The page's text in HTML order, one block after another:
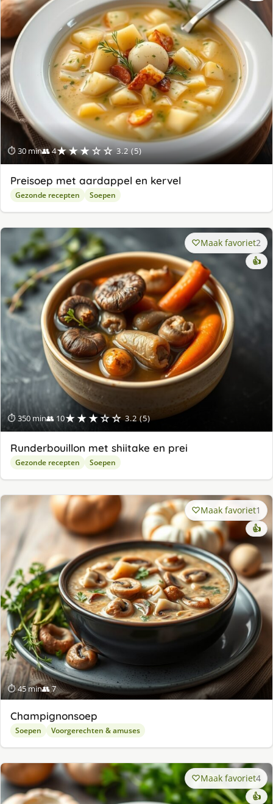
⏱ 30 min👥 4★★★☆☆ 3.2 (5)
Preisoep met aardappel en kervel
Gezonde recepten Soepen
⏱ 350 min👥 10★★★☆☆ 3.2 (5)
Maak favoriet2
👍
Runderbouillon met shiitake en prei
Gezonde recepten Soepen
⏱ 45 min👥 7
Maak favoriet1
👍
Champignonsoep
Soepen Voorgerechten & amuses
Maak favoriet4
👍